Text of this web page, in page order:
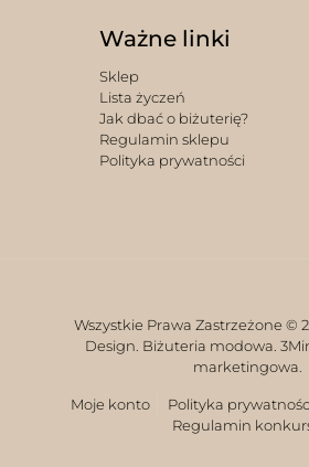
Ważne linki
Sklep
Lista życzeń
Jak dbać o biżuterię?
Regulamin sklepu
Polityka prywatności
Wszystkie Prawa Zastrzeżone ©
Design. Biżuteria modowa.
marketingowa.
Moje konto Polityka
Regulamin